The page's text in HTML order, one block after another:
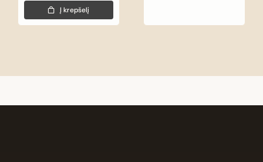
was:
6,00 €.
is:
4,00 €.
Į krepšelį